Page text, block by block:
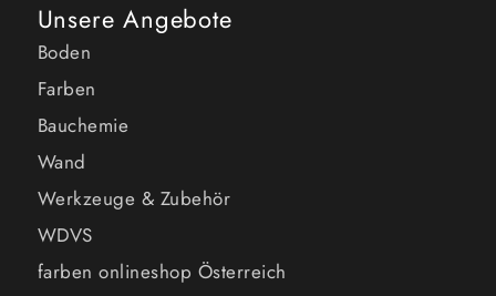
Unsere Angebote
Boden
Farben
Bauchemie
Wand
Werkzeuge & Zubehör
WDVS
farben onlineshop Österreich